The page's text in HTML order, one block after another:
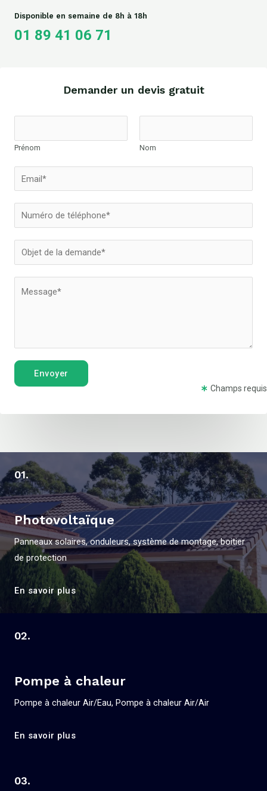
Disponible en semaine de 8h à 18h
01 89 41 06 71
Demander un devis gratuit
Prénom Nom
Envoyer
Champs requis
01.
Photovoltaïque
Panneaux solaires, onduleurs, système de montage, boitier
de protection
En savoir plus
02.
Pompe à chaleur
Pompe à chaleur Air/Eau, Pompe à chaleur Air/Air
En savoir plus
03.